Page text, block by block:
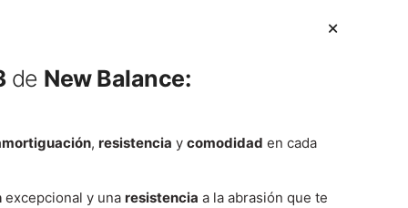
de New Balance:
, resistencia y comodidad en cada
excepcional y una resistencia a la abrasión que te